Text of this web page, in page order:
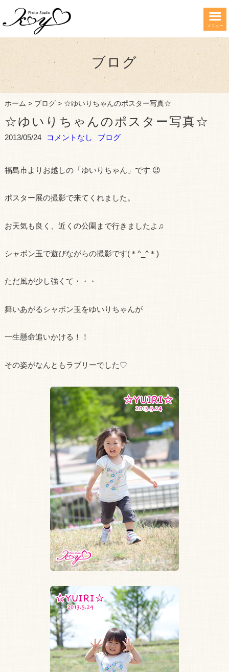
メニュー
ブログ
ホーム > ブログ> ☆ゆいりちゃんのポスター写真☆
☆ゆいりちゃんのポスター写真☆
2013/05/24 コメントなし ブログ
福島市よりお越しの「ゆいりちゃん」です 😉
ポスター展の撮影で来てくれました。
お天気も良く、近くの公園まで行きましたよ♫
シャボン玉で遊びながらの撮影です(＊^_^＊)
ただ風が少し強くて・・・
舞いあがるシャボン玉をゆいりちゃんが
一生懸命追いかける！！
その姿がなんともラブリーでした♡